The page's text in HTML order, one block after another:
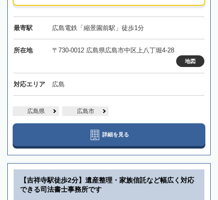
最寄駅 広島電鉄「縮景園前駅」徒歩1分
所在地 〒730-0012 広島県広島市中区上八丁堀4-28
地図
対応エリア 広島
広島県 広島市
詳細を見る
【吉祥寺駅徒歩2分】遺産整理・家族信託など幅広く対応
できる司法書士事務所です